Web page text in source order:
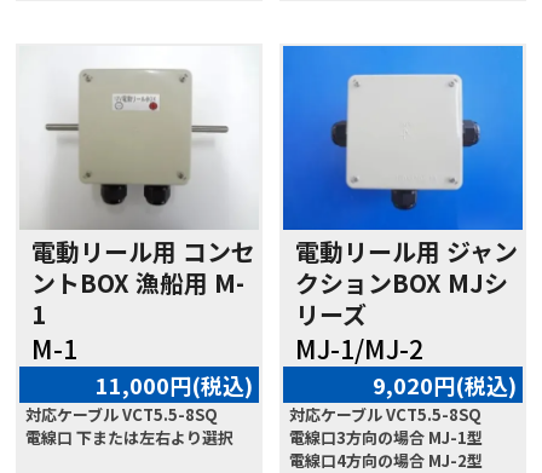
電動リール用 コンセ
ントBOX 漁船用 M-
1
M-1
11,000円(税込)
対応ケーブル VCT5.5-8SQ
電線口 下または左右より選択
電動リール用 ジャン
クションBOX MJシ
リーズ
MJ-1/MJ-2
9,020円(税込)
対応ケーブル VCT5.5-8SQ
電線口3方向の場合 MJ-1型
電線口4方向の場合 MJ-2型